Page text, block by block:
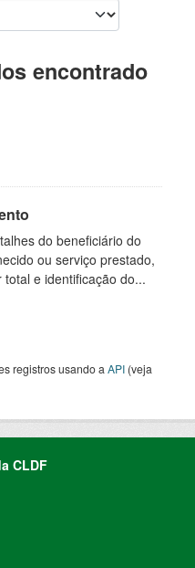
encontrado
do beneficiário do
ou serviço prestado,
e identificação do...
registros usando a API (veja
CLDF